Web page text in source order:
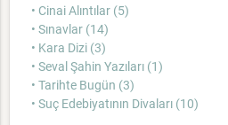
• Cinai Alıntılar (5)
• Sınavlar (14)
• Kara Dizi (3)
• Seval Şahin Yazıları (1)
• Tarihte Bugün (3)
• Suç Edebiyatının Divaları (10)